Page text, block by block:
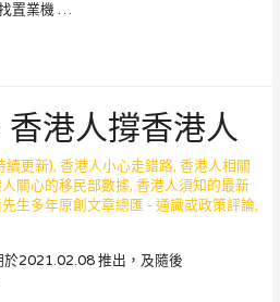
置業機 …
港人撐香港人
續更新), 香港人小心走錯路, 香港人相關
關心的移民部數據, 香港人須知的最新
生多年原創文章總匯 - 通識或政策評論,
2021.02.08 推出，及隨後